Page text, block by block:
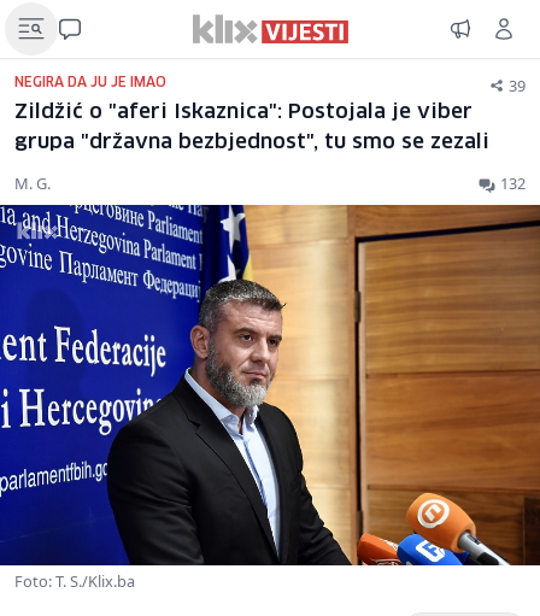
NEGIRA DA JU JE IMAO 39
Zildžić o "aferi Iskaznica": Postojala je viber
grupa "državna bezbjednost", tu smo se zezali
M. G. 132
Foto: T. S./Klix.ba